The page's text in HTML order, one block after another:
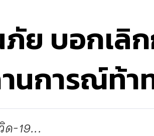
ย บอกเลิ
นการณ์ท้า
-19...